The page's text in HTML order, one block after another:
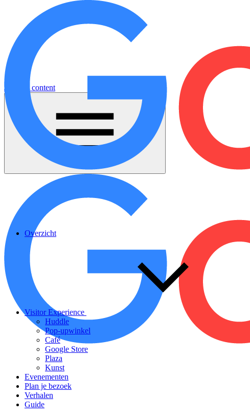
Jump to content
Overzicht
Visitor Experience
Huddle
Pop-upwinkel
Café
Google Store
Plaza
Kunst
Evenementen
Plan je bezoek
Verhalen
Guide